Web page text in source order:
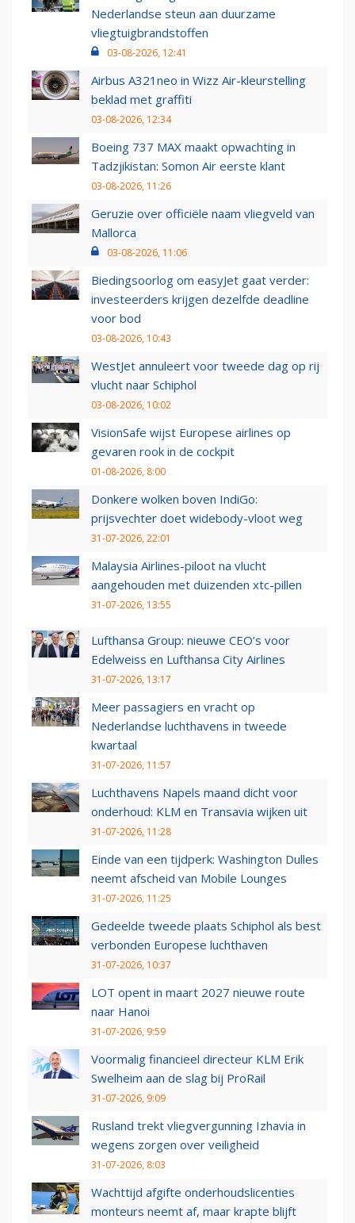
Nederlandse steun aan duurzame
vliegtuigbrandstoffen
03-08-2026, 12:41
Airbus A321neo in Wizz Air-kleurstelling
beklad met graffiti
03-08-2026, 12:34
Boeing 737 MAX maakt opwachting in
Tadzjikistan: Somon Air eerste klant
03-08-2026, 11:26
Geruzie over officiële naam vliegveld van
Mallorca
03-08-2026, 11:06
Biedingsoorlog om easyJet gaat verder:
investeerders krijgen dezelfde deadline
voor bod
03-08-2026, 10:43
WestJet annuleert voor tweede dag op rij
vlucht naar Schiphol
03-08-2026, 10:02
VisionSafe wijst Europese airlines op
gevaren rook in de cockpit
01-08-2026, 8:00
Donkere wolken boven IndiGo:
prijsvechter doet widebody-vloot weg
31-07-2026, 22:01
Malaysia Airlines-piloot na vlucht
aangehouden met duizenden xtc-pillen
31-07-2026, 13:55
Lufthansa Group: nieuwe CEO’s voor
Edelweiss en Lufthansa City Airlines
31-07-2026, 13:17
Meer passagiers en vracht op
Nederlandse luchthavens in tweede
kwartaal
31-07-2026, 11:57
Luchthavens Napels maand dicht voor
onderhoud: KLM en Transavia wijken uit
31-07-2026, 11:28
Einde van een tijdperk: Washington Dulles
neemt afscheid van Mobile Lounges
31-07-2026, 11:25
Gedeelde tweede plaats Schiphol als best
verbonden Europese luchthaven
31-07-2026, 10:37
LOT opent in maart 2027 nieuwe route
naar Hanoi
31-07-2026, 9:59
Voormalig financieel directeur KLM Erik
Swelheim aan de slag bij ProRail
31-07-2026, 9:09
Rusland trekt vliegvergunning Izhavia in
wegens zorgen over veiligheid
31-07-2026, 8:03
Wachttijd afgifte onderhoudslicenties
monteurs neemt af, maar krapte blijft